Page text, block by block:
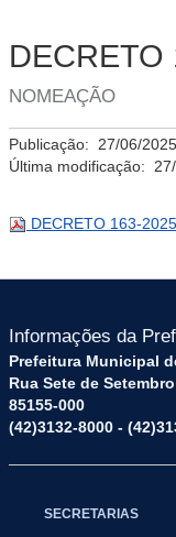
DECRETO
NOMEAÇÃO
Publicação: 27/06/
Última modificação:
DECRETO 163-
Informações da
Prefeitura Municipal
Rua Sete de
85155-000
(42)3132-8000 -
SECRETARIAS